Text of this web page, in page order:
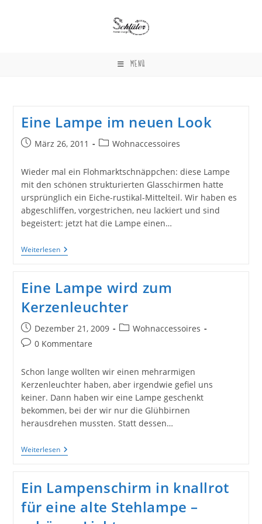
MENÜ
Eine Lampe im neuen Look
BeitragMärz 26, 2011
Beitrags-
Wohnaccessoires
Wieder mal ein Flohmarktschnäppchen: diese Lampe
mit den schönen strukturierten Glasschirmen hatte
ursprünglich ein Eiche-rustikal-Mittelteil. Wir haben es
abgeschliffen, vorgestrichen, neu lackiert und sind
begeistert: jetzt hat die Lampe einen…
WeiterlesenEine
Lampe
Look
Eine Lampe wird zum
Kerzenleuchter
Beitrag
veröffentlicht:
Dezember 21, 2009
Beitrags-
Wohnaccessoires
Beitrags-
0 Kommentare
Schon lange wollten wir einen mehrarmigen
Kerzenleuchter haben, aber irgendwie gefiel uns
keiner. Dann haben wir eine Lampe geschenkt
bekommen, bei der wir nur die Glühbirnen
herausdrehen mussten. Statt dessen…
WeiterlesenEine
Lampe
Kerzenleuchter
Ein Lampenschirm in knallrot
für eine alte Stehlampe –